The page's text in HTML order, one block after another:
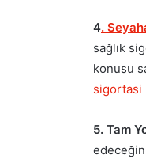
4.
sağlık
konusu
sigortasi
5. Tam